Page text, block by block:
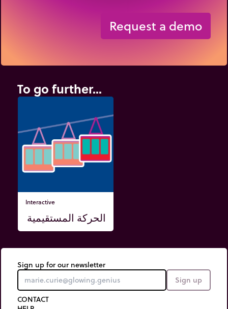
Request a demo
To go further...
Interactive
الحركة المستقيمية
Sign up for our newsletter
Sign up
CONTACT